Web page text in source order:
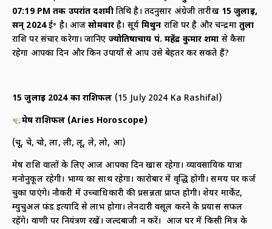
07:19 PMतक उपरांत दशमीतिथि है। तदनुसार अंग्रेजी तारीख 15जुलाई,
सन् 2024ई॰ है। आजसोमवारहै। सूर्यमिथुन राशि पर है और चन्द्रमा तुला
राशि पर संचार करेगा। जानिए ज्योतिषाचार्य पं. महेंद्र कुमार शर्मा से कैसा
रहेगा आपका दिन और किन उपायों से आप उसे बेहतर कर सकते हैं?
15जुलाई2024 का राशिफल (15 July 2024 Ka Rashifal)
मेष राशिफल (Aries Horoscope)
(चू, चे, चो, ला, ली, लू, ले, लो, आ)
मेष राशि वालों के लिए आज आपका दिन खास रहेगा। व्यावसायिक यात्रा
मनोनुकूल रहेगी। भाग्य का साथ रहेगा। कारोबार में वृद्धि होगी। समय पर कर्ज
चुका पाएंगे। नौकरी में उच्चाधिकारी की प्रसन्नता प्राप्त होगी। शेयर मार्केट,
म्युचुअल फंड इत्यादि से लाभ होगा। लेनदारी वसूल करने के प्रयास सफल
रहेंगे। वाणी पर नियंत्रण रखें। जल्दबाजी न करें। आज घर में किसी मित्र के